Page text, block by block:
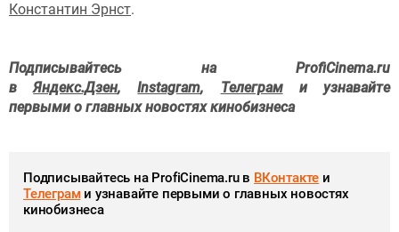
Константин Эрнст.
Подписывайтесь на ProfiCinema.ru
вЯндекс.Дзен,Instagram, Телеграми узнавайте
первыми о главных новостях кинобизнеса
Подписывайтесь на ProfiCinema.ru в ВКонтакте и
Телеграми узнавайте первыми о главных новостях
кинобизнеса